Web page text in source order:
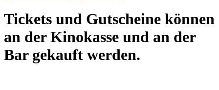
Tickets und Gutscheine können
an der Kinokasse und an der
Bar gekauft werden.